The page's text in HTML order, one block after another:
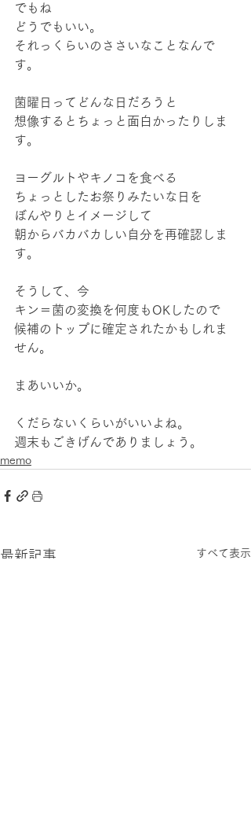
でもね
どうでもいい。
それっくらいのささいなことなんで
す。
菌曜日ってどんな日だろうと
想像するとちょっと面白かったりしま
す。
ヨーグルトやキノコを食べる
ちょっとしたお祭りみたいな日を
ぼんやりとイメージして
朝からバカバカしい自分を再確認しま
す。
そうして、今
キン＝菌の変換を何度もOKしたので
候補のトップに確定されたかもしれま
せん。
まあいいか。
くだらないくらいがいいよね。
週末もごきげんでありましょう。
memo
最新記事 すべて表示